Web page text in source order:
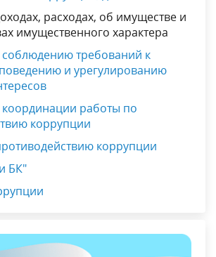
расходах, об имуществе и
имущественного характера
требований к
и урегулированию
работы по
коррупции
коррупции
БК"